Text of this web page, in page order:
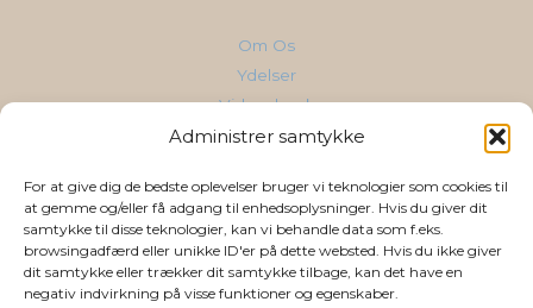
Administrer samtykke
For at give dig de bedste oplevelser bruger vi teknologier som cookies til
at gemme og/eller få adgang til enhedsoplysninger. Hvis du giver dit
samtykke til disse teknologier, kan vi behandle data som f.eks.
browsingadfærd eller unikke ID'er på dette websted. Hvis du ikke giver
dit samtykke eller trækker dit samtykke tilbage, kan det have en
negativ indvirkning på visse funktioner og egenskaber.
Om Os
Ydelser
Vidensbank
Cases & Referencer
AI for din branche
Følg os
LinkedIn